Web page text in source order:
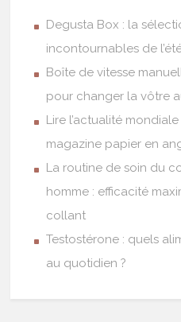
Degusta Box : la
incontournables de
Boîte de vitesse
pour changer la vôtre
Lire l’actualité
magazine papier en
La routine de soin du
homme : efficacité
collant
Testostérone : quels
au quotidien ?